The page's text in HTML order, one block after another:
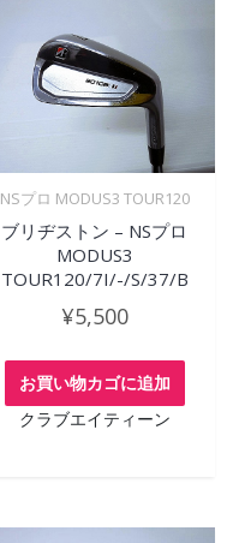
NSプロ MODUS3 TOUR120
ブリヂストン – NSプロ
MODUS3
TOUR120/7I/-/S/37/B
¥5,500
お買い物カゴに追加
クラブエイティーン